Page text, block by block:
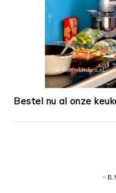
Bestel nu al onze